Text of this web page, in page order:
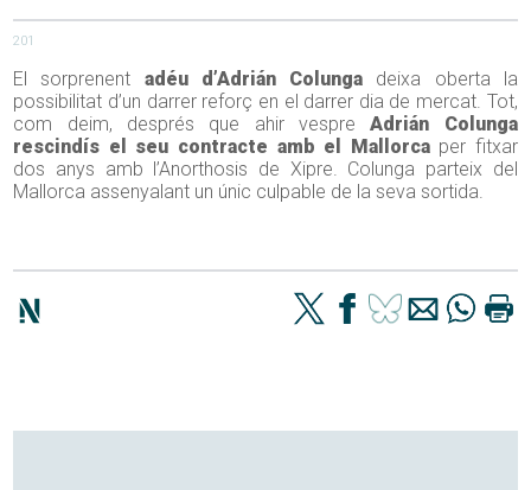
201
El sorprenent adéu d’Adrián Colunga deixa oberta la
possibilitat d’un darrer reforç en el darrer dia de mercat. Tot,
com deim, després que ahir vespreAdrián Colunga
rescindís el seu contracte amb el Mallorcaper fitxar
dos anys amb l’Anorthosis de Xipre. Colunga parteix del
Mallorca assenyalant un únic culpable de la seva sortida.